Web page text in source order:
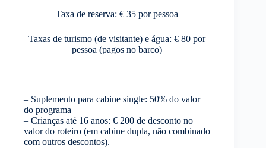
Taxa de reserva: € 35 por pessoa
Taxas de turismo (de visitante) e água: € 80 por
pessoa (pagos no barco)
– Suplemento para cabine single: 50% do valor
do programa
– Crianças até 16 anos: € 200 de desconto no
valor do roteiro (em cabine dupla, não combinado
com outros descontos).